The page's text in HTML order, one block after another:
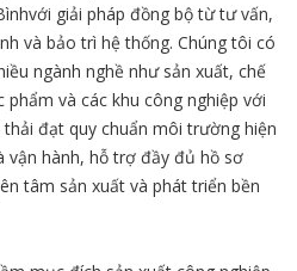
giải pháp đồng bộ từ tư vấn,
và bảo trì hệ thống. Chúng tôi có
ngành nghề như sản xuất, chế
và các khu công nghiệp với
đạt quy chuẩn môi trường hiện
vận hành, hỗ trợ đầy đủ hồ sơ
tâm sản xuất và phát triển bền